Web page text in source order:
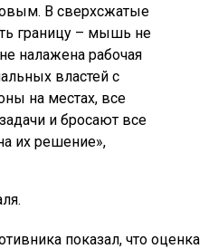
В сверхсжатые
границу – мышь не
налажена рабочая
властей с
на местах, все
и бросают все
их решение»,
показал, что оценка